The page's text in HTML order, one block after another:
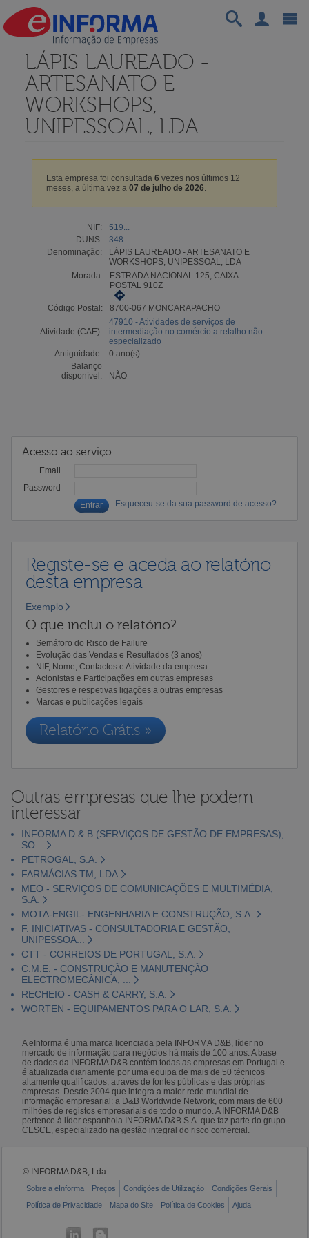
LÁPIS LAUREADO -
ARTESANATO E
WORKSHOPS,
UNIPESSOAL, LDA
Esta empresa foi consultada 6 vezes nos últimos 12
meses, a última vez a 07 de julho de 2026.
NIF:
519...
DUNS:
348...
Denominação:
LÁPIS LAUREADO - ARTESANATO E
WORKSHOPS, UNIPESSOAL, LDA
Morada:
ESTRADA NACIONAL 125, CAIXA
POSTAL 910Z
Código Postal: 8700-067 MONCARAPACHO
Atividade (CAE):
47910 - Atividades de serviços de
intermediação no comércio a retalho não
especializado
Antiguidade:
0 ano(s)
Balanço
disponível:
NÃO
Acesso ao serviço:
Email
Password
Esqueceu-se da sua password de acesso?
Registe-se e aceda ao relatório
desta empresa
Exemplo
O que inclui o relatório?
Semáforo do Risco de Failure
Evolução das Vendas e Resultados (3 anos)
NIF, Nome, Contactos e Atividade da empresa
Acionistas e Participações em outras empresas
Gestores e respetivas ligações a outras empresas
Marcas e publicações legais
Relatório Grátis »
Outras empresas que lhe podem
interessar
INFORMA D & B (SERVIÇOS DE GESTÃO DE EMPRESAS),
SO...
PETROGAL, S.A.
FARMÁCIAS TM, LDA
MEO - SERVIÇOS DE COMUNICAÇÕES E MULTIMÉDIA,
S.A.
MOTA-ENGIL- ENGENHARIA E CONSTRUÇÃO, S.A.
F. INICIATIVAS - CONSULTADORIA E GESTÃO,
UNIPESSOA...
CTT - CORREIOS DE PORTUGAL, S.A.
C.M.E. - CONSTRUÇÃO E MANUTENÇÃO
ELECTROMECÂNICA, ...
RECHEIO - CASH & CARRY, S.A.
WORTEN - EQUIPAMENTOS PARA O LAR, S.A.
A eInforma é uma marca licenciada pela INFORMA D&B, líder no
mercado de informação para negócios há mais de 100 anos. A base
de dados da INFORMA D&B contém todas as empresas em Portugal e
é atualizada diariamente por uma equipa de mais de 50 técnicos
altamente qualificados, através de fontes públicas e das próprias
empresas. Desde 2004 que integra a maior rede mundial de
informação empresarial: a D&B Worldwide Network, com mais de 600
milhões de registos empresariais de todo o mundo. A INFORMA D&B
pertence à líder espanhola INFORMA D&B S.A. que faz parte do grupo
CESCE, especializado na gestão integral do risco comercial.
© INFORMA D&B, Lda
Sobre a eInforma Preços Condições de Utilização
Condições Gerais
Política de Privacidade
Mapa do Site Política de Cookies Ajuda